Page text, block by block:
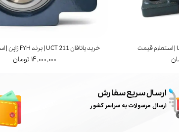
خرید یاتاقان UCT 211 | برند FYH ژاپن | استعلام قیمت
۱۴,۰۰۰,۰۰۰ تومان
ارسال سریع سفارش
ارسال مرسولات به سراسر کشور